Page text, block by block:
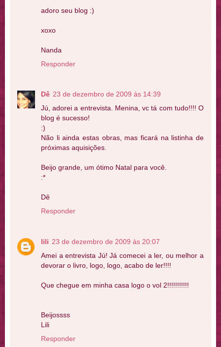
adoro seu blog :)
xoxo
Nanda
Responder
Dê 23 de dezembro de 2009 às 14:39
Jú, adorei a entrevista. Menina, vc tá com tudo!!!! O
blog é sucesso!
:)
Não li ainda estas obras, mas ficará na listinha de
próximas aquisições.
Beijo grande, um ótimo Natal para você.
:*
Dê
Responder
lili 23 de dezembro de 2009 às 20:07
Amei a entrevista Jú! Já comecei a ler, ou melhor a
devorar o livro, logo, logo, acabo de ler!!!!
Que chegue em minha casa logo o vol 2!!!!!!!!!!!
Beijossss
Lili
Responder